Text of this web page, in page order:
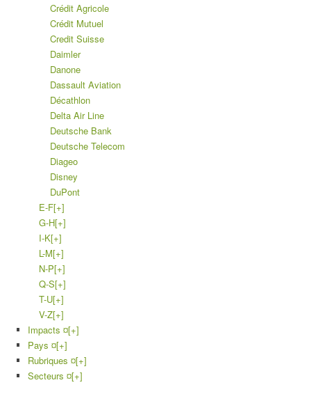
Crédit Agricole
Crédit Mutuel
Credit Suisse
Daimler
Danone
Dassault Aviation
Décathlon
Delta Air Line
Deutsche Bank
Deutsche Telecom
Diageo
Disney
DuPont
E-F[+]
G-H[+]
I-K[+]
L-M[+]
N-P[+]
Q-S[+]
T-U[+]
V-Z[+]
Impacts ¤[+]
Pays ¤[+]
Rubriques ¤[+]
Secteurs ¤[+]